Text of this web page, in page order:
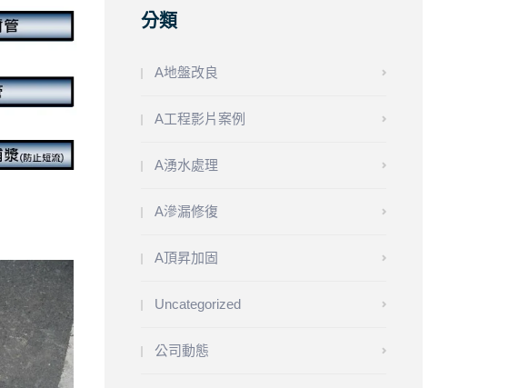
分類
A地盤改良
A工程影片案例
A湧水處理
A滲漏修復
A頂昇加固
Uncategorized
公司動態